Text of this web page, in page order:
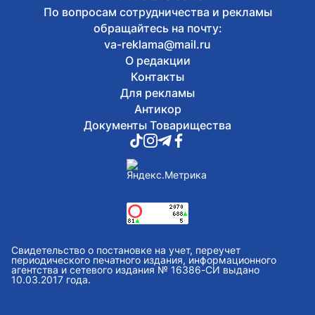
По вопросам сотрудничества и рекламы
обращайтесь на почту:
va-reklama@mail.ru
О редакции
Контакты
Для рекламы
Антикор
Документы Товарищества
Свидетельство о постановке на учет, переучет
периодического печатного издания, информационного
агентства и сетевого издания № 16386-СИ выдано
10.03.2017 года.